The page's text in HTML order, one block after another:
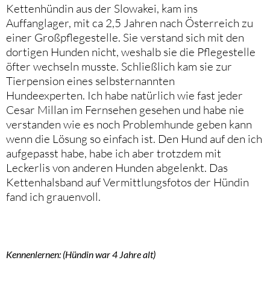
Kettenhündin aus der Slowakei, kam ins
Auffanglager, mit ca 2,5 Jahren nach Österreich zu
einer Großpflegestelle. Sie verstand sich mit den
dortigen Hunden nicht, weshalb sie die Pflegestelle
öfter wechseln musste. Schließlich kam sie zur
Tierpension eines selbsternannten
Hundeexperten. Ich habe natürlich wie fast jeder
Cesar Millan im Fernsehen gesehen und habe nie
verstanden wie es noch Problemhunde geben kann
wenn die Lösung so einfach ist. Den Hund auf den ich
aufgepasst habe, habe ich aber trotzdem mit
Leckerlis von anderen Hunden abgelenkt. Das
Kettenhalsband auf Vermittlungsfotos der Hündin
fand ich grauenvoll.
Kennenlernen: (Hündin war 4 Jahre alt)